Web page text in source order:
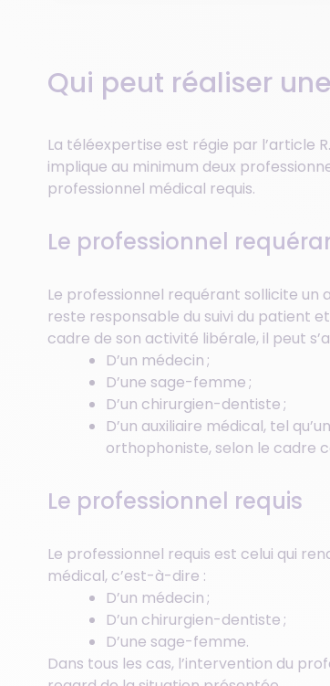
Qui peut réaliser
La téléexpertise est régie par l’article
implique au minimum deux
professionnel médical requis.
Le professionnel
Le professionnel requérant sollicite un
reste responsable du suivi du patient
cadre de son activité libérale, il peut
D’un médecin ;
D’une sage-femme ;
D’un chirurgien-dentiste ;
D’un auxiliaire médical, tel
orthophoniste, selon le cadre
Le professionnel requis
Le professionnel requis est celui qui
médical, c’est-à-dire :
D’un médecin ;
D’un chirurgien-dentiste ;
D’une sage-femme.
Dans tous les cas, l’intervention du